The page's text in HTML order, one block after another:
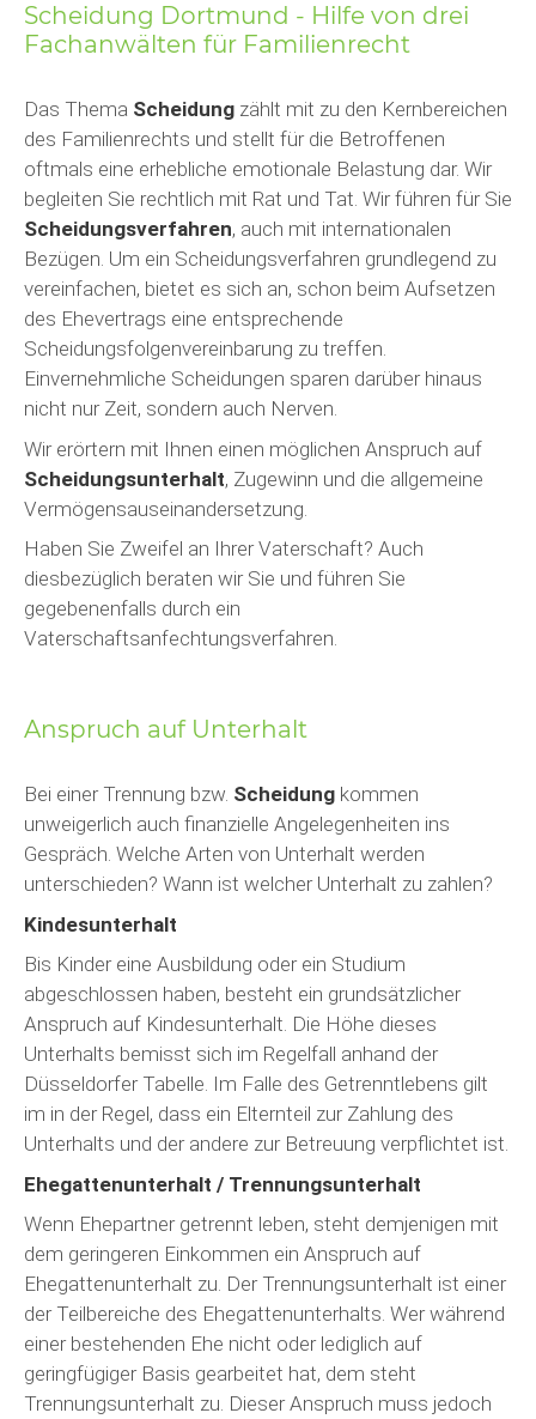
Scheidung Dortmund - Hilfe von drei
Fachanwälten für Familienrecht
Das Thema Scheidung zählt mit zu den Kernbereichen
des Familienrechts und stellt für die Betroffenen
oftmals eine erhebliche emotionale Belastung dar. Wir
begleiten Sie rechtlich mit Rat und Tat. Wir führen für Sie
Scheidungsverfahren, auch mit internationalen
Bezügen. Um ein Scheidungsverfahren grundlegend zu
vereinfachen, bietet es sich an, schon beim Aufsetzen
des Ehevertrags eine entsprechende
Scheidungsfolgenvereinbarung zu treffen.
Einvernehmliche Scheidungen sparen darüber hinaus
nicht nur Zeit, sondern auch Nerven.
Wir erörtern mit Ihnen einen möglichen Anspruch auf
Scheidungsunterhalt, Zugewinn und die allgemeine
Vermögensauseinandersetzung.
Haben Sie Zweifel an Ihrer Vaterschaft? Auch
diesbezüglich beraten wir Sie und führen Sie
gegebenenfalls durch ein
Vaterschaftsanfechtungsverfahren.
Anspruch auf Unterhalt
Bei einer Trennung bzw. Scheidung kommen
unweigerlich auch finanzielle Angelegenheiten ins
Gespräch. Welche Arten von Unterhalt werden
unterschieden? Wann ist welcher Unterhalt zu zahlen?
Kindesunterhalt
Bis Kinder eine Ausbildung oder ein Studium
abgeschlossen haben, besteht ein grundsätzlicher
Anspruch auf Kindesunterhalt. Die Höhe dieses
Unterhalts bemisst sich im Regelfall anhand der
Düsseldorfer Tabelle. Im Falle des Getrenntlebens gilt
im in der Regel, dass ein Elternteil zur Zahlung des
Unterhalts und der andere zur Betreuung verpflichtet ist.
Ehegattenunterhalt / Trennungsunterhalt
Wenn Ehepartner getrennt leben, steht demjenigen mit
dem geringeren Einkommen ein Anspruch auf
Ehegattenunterhalt zu. Der Trennungsunterhalt ist einer
der Teilbereiche des Ehegattenunterhalts. Wer während
einer bestehenden Ehe nicht oder lediglich auf
geringfügiger Basis gearbeitet hat, dem steht
Trennungsunterhalt zu. Dieser Anspruch muss jedoch